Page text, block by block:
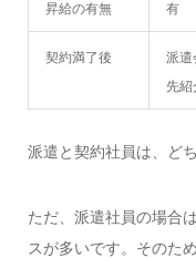
昇給の有無 有
契約満了後
派遣
先紹
派遣と契約社員は、ど
ただ、派遣社員の場合
スが多いです。そのた